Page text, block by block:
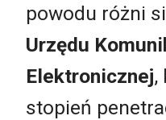
powodu różni
Urzędu
Elektronicznej,
stopień